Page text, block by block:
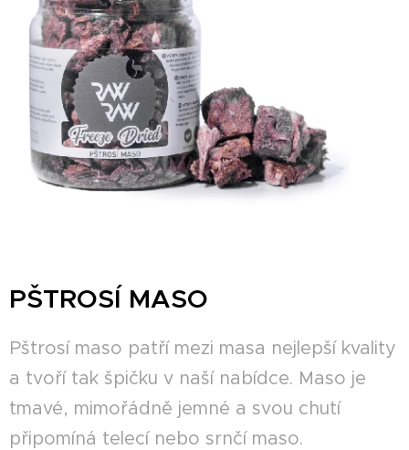
PŠTROSÍ MASO
Pštrosí maso patří mezi masa nejlepší kvality
a tvoří tak špičku v naší nabídce. Maso je
tmavé, mimořádně jemné a svou chutí
připomíná telecí nebo srnčí maso.